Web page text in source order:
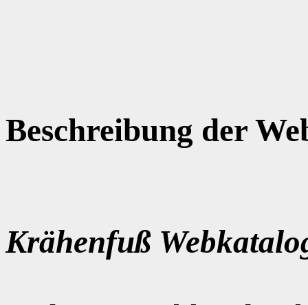
Beschreibung der
Krähenfuß